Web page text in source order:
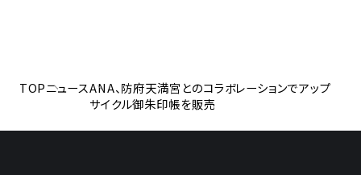
TOPニュースANA、防府天満宮とのコラボレーションでアップ
サイクル御朱印帳を販売